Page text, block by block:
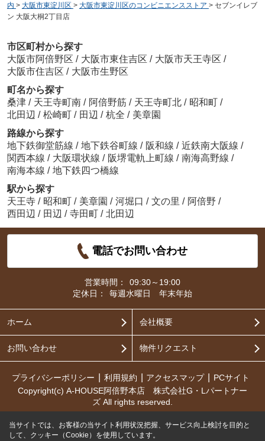
内 > 大阪市東淀川区 > 大阪市東淀川区のコンビニエンスストア > セブンイレブ
ン 大阪大桐2丁目店
市区町村から探す
大阪市阿倍野区 / 大阪市東住吉区 / 大阪市天王寺区 /
大阪市住吉区 / 大阪市生野区
町名から探す
桑津 / 天王寺町南 / 阿倍野筋 / 天王寺町北 / 昭和町 /
北田辺 / 松崎町 / 田辺 / 杭全 / 美章園
路線から探す
地下鉄御堂筋線 / 地下鉄谷町線 / 阪和線 / 近鉄南大阪線 /
関西本線 / 大阪環状線 / 阪堺電軌上町線 / 南海高野線 /
南海本線 / 地下鉄四つ橋線
駅から探す
天王寺 / 昭和町 / 美章園 / 河堀口 / 文の里 / 阿倍野 /
西田辺 / 田辺 / 寺田町 / 北田辺
電話でお問い合わせ
営業時間：
09:30～19:00
定休日：
毎週水曜日 年末年始
ホーム 会社概要
お問い合わせ 物件リクエスト
プライバシーポリシー 利用規約 アクセスマップ
PCサイト
Copyright(c) A-HOUSE阿倍野本店 株式会社G・Lパートナー
ズ All rights reserved.
当サイトでは、お客様の当サイト利用状況把握、サービス向上検討を目的と
して、クッキー（Cookie）を使用しています。